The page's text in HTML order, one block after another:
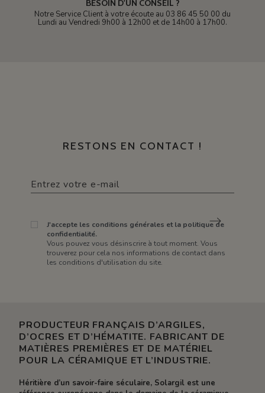
BESOIN D'UN CONSEIL ?
Notre Service Client à votre écoute au 03 86 45 50 00 du
Lundi au Vendredi 9h00 à 12h00 et de 14h00 à 17h00.
RESTONS EN CONTACT !
J'accepte les conditions générales et la politique de
confidentialité.
Vous pouvez vous désinscrire à tout moment. Vous
trouverez pour cela nos informations de contact dans
les conditions d'utilisation du site.
PRODUCTEUR FRANÇAIS D’ARGILES,
D’OCRES ET D’HÉMATITE. FABRICANT DE
MATIÈRES PREMIÈRES ET DE MATÉRIEL
POUR LA CÉRAMIQUE ET L’INDUSTRIE.
Héritière d’un savoir-faire séculaire, Solargil est une